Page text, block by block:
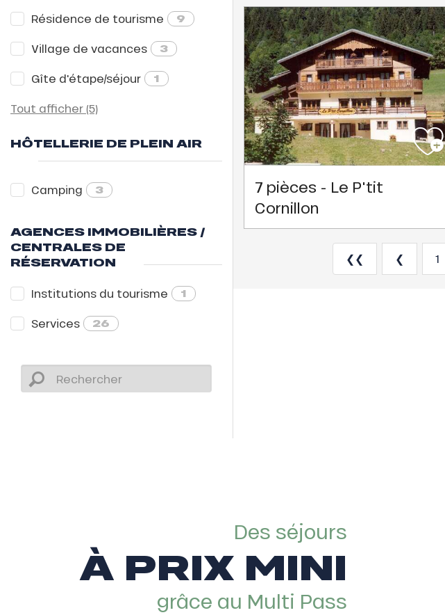
Résidence de tourisme 9
Village de vacances 3
Gîte d'étape/séjour 1
Tout afficher (5)
HÔTELLERIE DE PLEIN AIR
Camping 3
AGENCES IMMOBILIÈRES /
CENTRALES DE
RÉSERVATION
Institutions du tourisme 1
Services 26
7 pièces - Le P'tit
Cornillon
❮❮ ❮ 1
Des séjours
À PRIX MINI
grâce au Multi Pass